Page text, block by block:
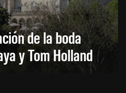
de la boda
y Tom Holland